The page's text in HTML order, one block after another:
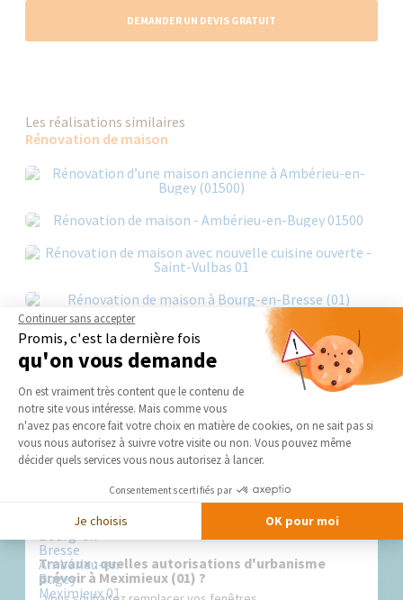
DEMANDER UN DEVIS GRATUIT
Les réalisations similaires
Rénovation de maison
Nos derniers conseils et actus
Travaux : quelles autorisations d'urbanisme
prévoir à Meximieux (01) ?
Continuer sans accepter
Promis, c'est la dernière fois
qu'on vous demande
Plateforme de Gestion du
On est vraiment très content que le contenu de
notre site vous intéresse. Mais comme vous
n'avez pas encore fait votre choix en matière de cookies, on ne sait pas si
vous nous autorisez à suivre votre visite ou non. Vous pouvez même
décider quels services vous nous autorisez à lancer.
Consentements certifiés par
Je choisis OK pour moi
Axeptio consent